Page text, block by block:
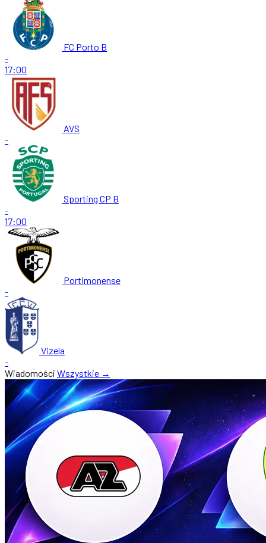
FC Porto B
-
17:00
AVS
-
Sporting CP B
-
17:00
Portimonense
-
Vizela
-
Wiadomości Wszystkie →